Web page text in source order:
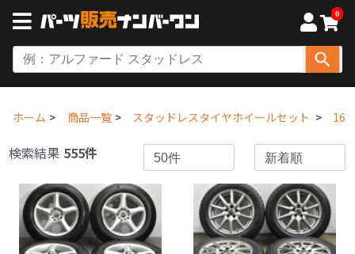
0
ホーム 商品一覧 スタッドレスタイヤホイールセット 16
検索結果 555件